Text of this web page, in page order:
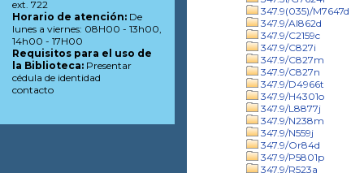
347.9(035)/M7647d
347.9/Al862d
347.9/C2159c
347.9/C827i
347.9/C827m
347.9/C827n
347.9/D4966t
347.9/H4301o
347.9/L8877j
347.9/N238m
347.9/N559j
347.9/Or84d
347.9/P5801p
347.9/R523a
ext. 722
Horario de atención: De
lunes a viernes: 08H00 - 13h00,
14h00 - 17H00
Requisitos para el uso de
la Biblioteca: Presentar
cédula de identidad
contacto